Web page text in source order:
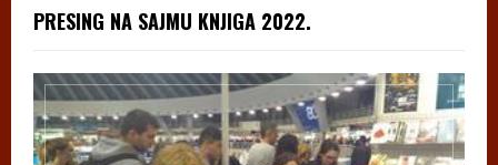
PRESING NA SAJMU KNJIGA 2022.